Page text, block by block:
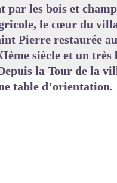
par les bois et
le cœur du
Pierre restaurée
siècle et un très
la Tour de la
table d’orientation.